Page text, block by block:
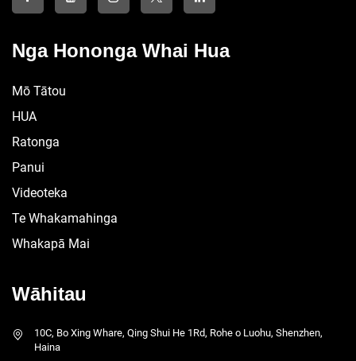
Nga Hononga Whai Hua
Mō Tātou
HUA
Ratonga
Panui
Videoteka
Te Whakamahinga
Whakapā Mai
Wāhitau
10C, Bo Xing Whare, Qing Shui He 1Rd, Rohe o Luohu, Shenzhen,
Haina